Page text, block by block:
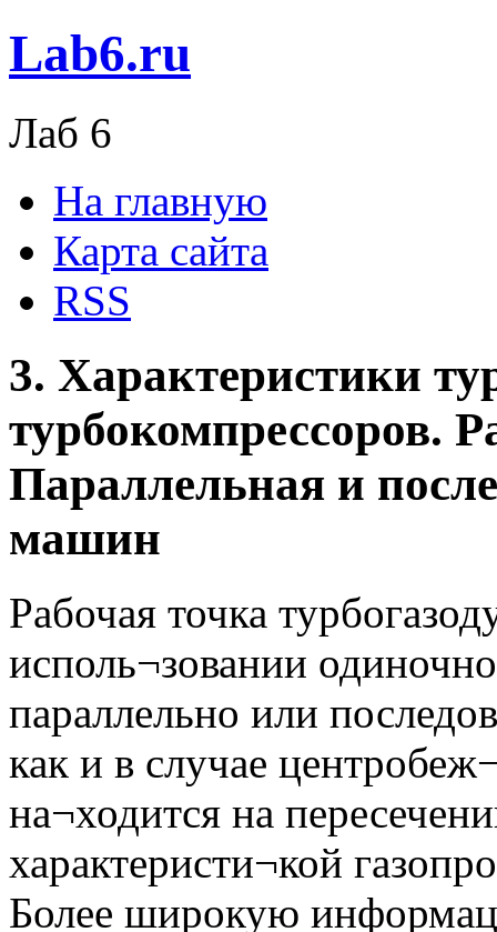
Lab6.ru
Лаб 6
На главную
Карта сайта
RSS
3. Характеристики
турбокомпрессоров.
Параллельная и
машин
Рабочая точка
исполь¬зовании
параллельно или
как и в случае
на¬ходится на
характеристи¬кой
Более широкую